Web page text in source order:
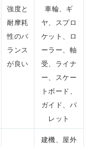
強度と
耐摩耗
性のバ
ランス
が良い
車輪、ギ
ヤ、スプロ
ケット、ロ
ーラー、軸
受、ライナ
ー、スケー
トボード、
ガイド、パ
レット
建機、屋外